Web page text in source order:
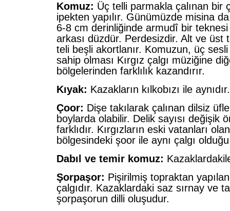
Komuz: Üç telli parmakla çalınan bir
ipekten yapılır. Günümüzde misina
6-8 cm derinliğinde armudî bir teknesi
arkası düzdür. Perdesizdir. Alt ve üst
teli beşli akortlanır. Komuzun, üç
sahip olması Kırgız çalgı müziğine
bölgelerinden farklılık kazandırır.
Kıyak: Kazakların kılkobızı ile aynıdır.
Çoor: Dişe takılarak çalınan dilsiz
boylarda olabilir. Delik sayısı değişik
farklıdır. Kırgızların eski vatanları
bölgesindeki şoor ile aynı çalgı
Dabıl ve temir komuz:
Şorpaşor: Pişirilmiş topraktan
çalgıdır. Kazaklardaki saz sırnay ve
şorpaşorun dilli oluşudur.